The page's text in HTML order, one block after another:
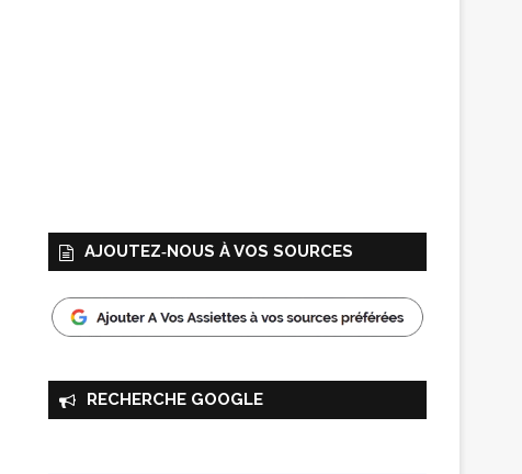
AJOUTEZ‑NOUS À VOS SOURCES
RECHERCHE GOOGLE